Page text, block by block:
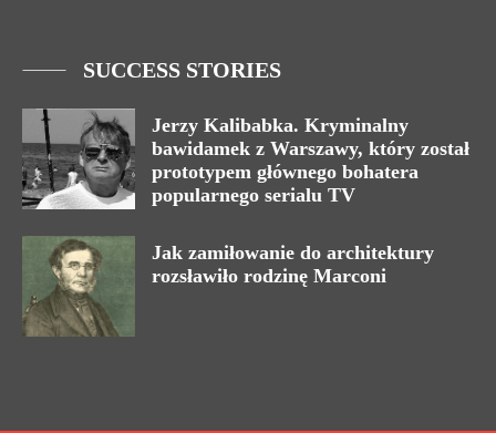
SUCCESS STORIES
Jerzy Kalibabka. Kryminalny
bawidamek z Warszawy, który został
prototypem głównego bohatera
popularnego serialu TV
Jak zamiłowanie do architektury
rozsławiło rodzinę Marconi